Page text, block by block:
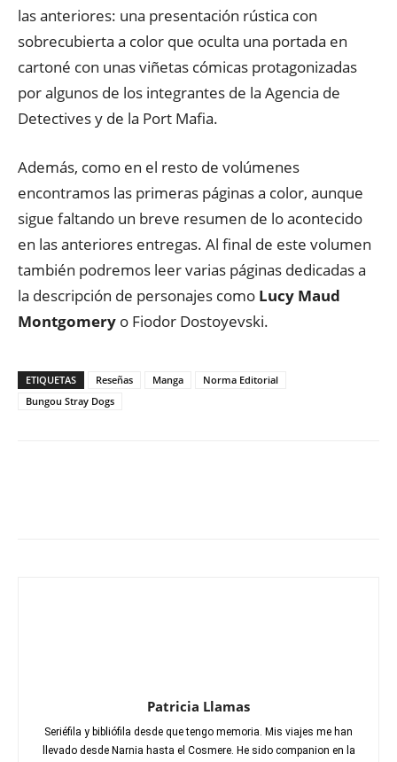
las anteriores: una presentación rústica con
sobrecubierta a color que oculta una portada en
cartoné con unas viñetas cómicas protagonizadas
por algunos de los integrantes de la Agencia de
Detectives y de la Port Mafia.
Además, como en el resto de volúmenes
encontramos las primeras páginas a color, aunque
sigue faltando un breve resumen de lo acontecido
en las anteriores entregas. Al final de este volumen
también podremos leer varias páginas dedicadas a
la descripción de personajes como Lucy Maud
Montgomery o Fiodor Dostoyevski.
ETIQUETAS Reseñas Manga
Norma Editorial
Bungou Stray Dogs
Patricia Llamas
Seriéfila y bibliófila desde que tengo memoria. Mis viajes me han
llevado desde Narnia hasta el Cosmere. He sido companion en la